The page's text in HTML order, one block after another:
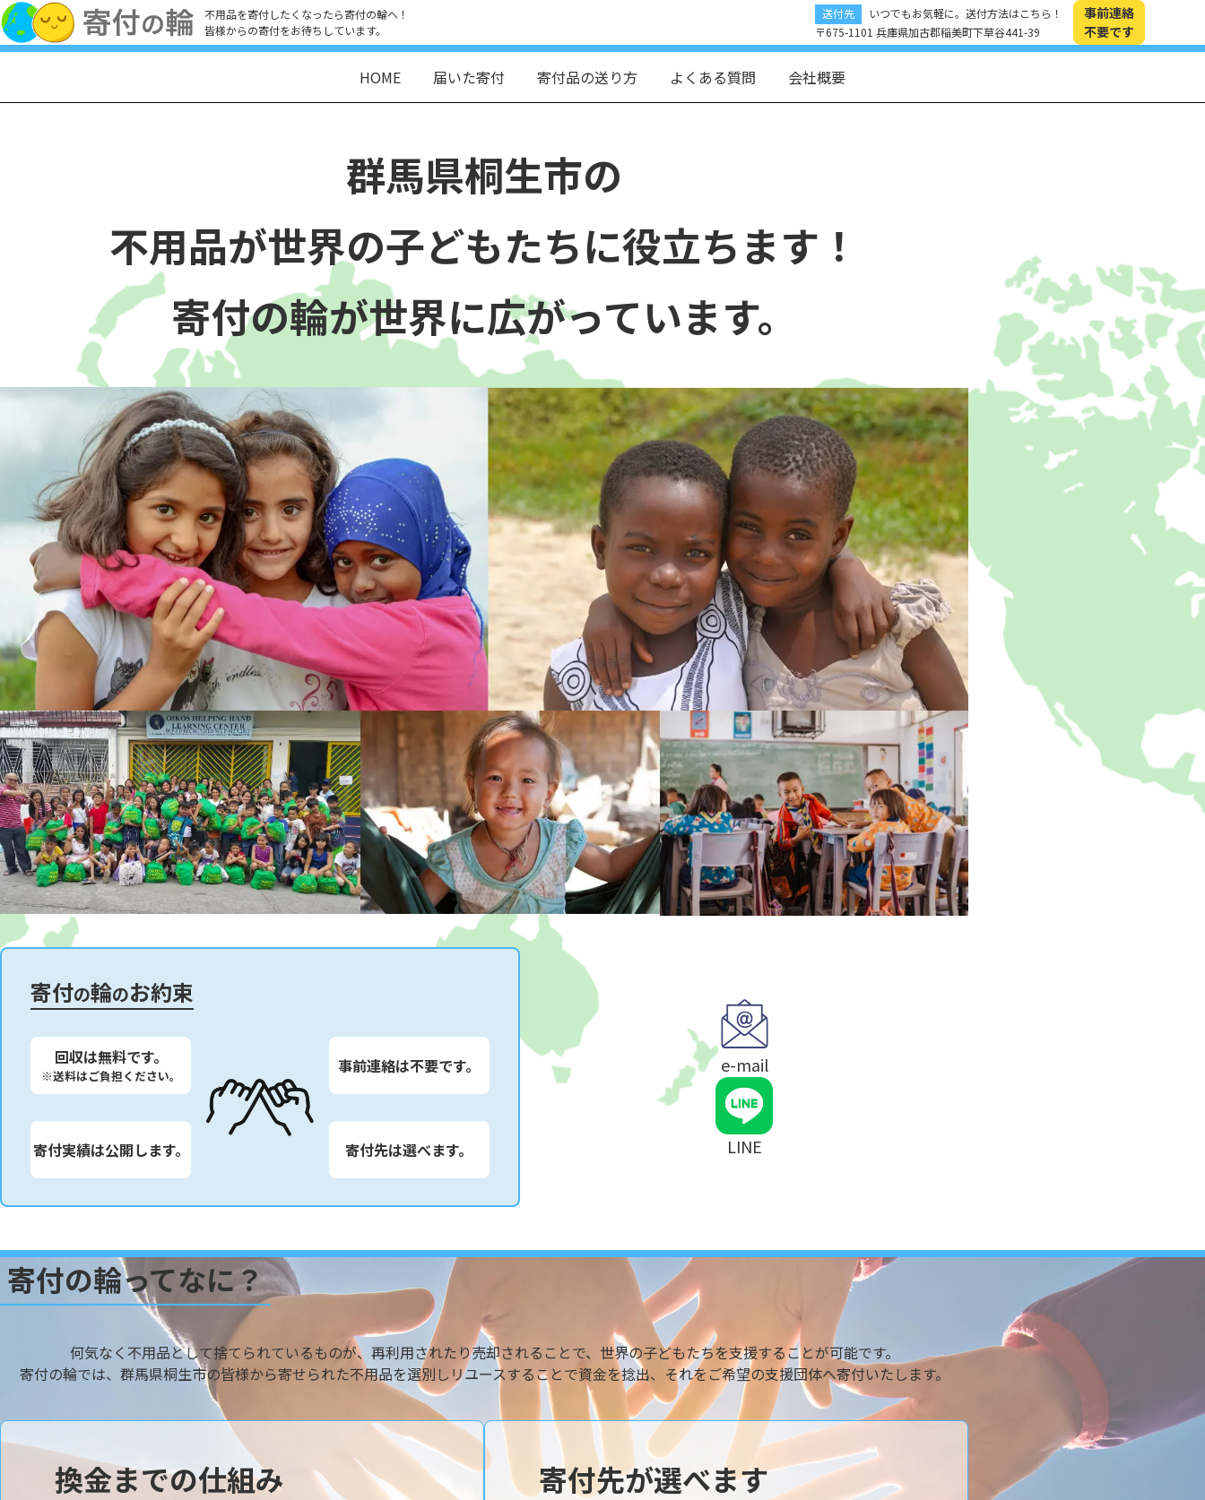
不用品を寄付したくなったら寄付の輪へ！
皆様からの寄付をお待ちしています。
送付先
いつでもお気軽に。送付方法はこちら！
〒675-1101 兵庫県加古郡稲美町下草谷441-39
事前連絡
不要です
HOME 届いた寄付 寄付品の送り方 よくある質問 会社概要
群馬県桐生市の
不用品が世界の子どもたちに役立ちます！
寄付の輪が世界に広がっています。
寄付の輪のお約束
回収は無料です。
※送料はご負担ください。 事前連絡は不要です。
寄付実績は公開します。 寄付先は選べます。
e-mail
LINE
寄付の輪ってなに？
何気なく不用品として捨てられているものが、再利用されたり売却されることで、世界の子どもたちを支援することが可能です。
寄付の輪では、群馬県桐生市の皆様から寄せられた不用品を選別しリユースすることで資金を捻出、それをご希望の支援団体へ寄付いたします。
換金までの仕組み 寄付先が選べます